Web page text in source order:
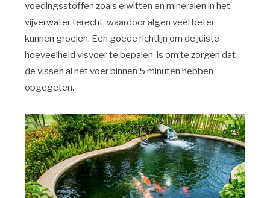
voedingsstoffen zoals eiwitten en mineralen in het
vijverwater terecht, waardoor algen veel beter
kunnen groeien. Een goede richtlijn om de juiste
hoeveelheid visvoer te bepalen is om te zorgen dat
de vissen al het voer binnen 5 minuten hebben
opgegeten.